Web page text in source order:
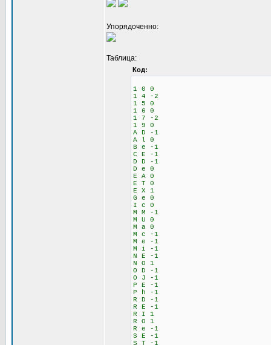
Упорядоченно:
Таблица:
Код:
1 0 0
1 4 -2
1 5 0
1 6 0
1 7 -2
1 9 0
A D -1
A l 0
B e -1
C E -1
D D -1
D e 0
E A 0
E T 0
E X 1
G e 0
I c 0
M M -1
M U 0
M a 0
M c -1
M e -1
M i -1
N E -1
N O 1
O D -1
O J -1
P E -1
P h -1
R D -1
R E -1
R I 1
R O 1
R e -1
S E -1
S T -1